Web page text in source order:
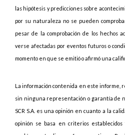
las hipótesis y predicciones sobre
por su naturaleza no se pueden
pesar de la comprobación de los hechos
verse afectadas por eventos futuros o
momento en que se emitió o afirmó una
La información contenida en este informe,
sin ninguna representación o garantía de
SCR S.A. es una opinión en cuanto a la
opinión se basa en criterios establecidos